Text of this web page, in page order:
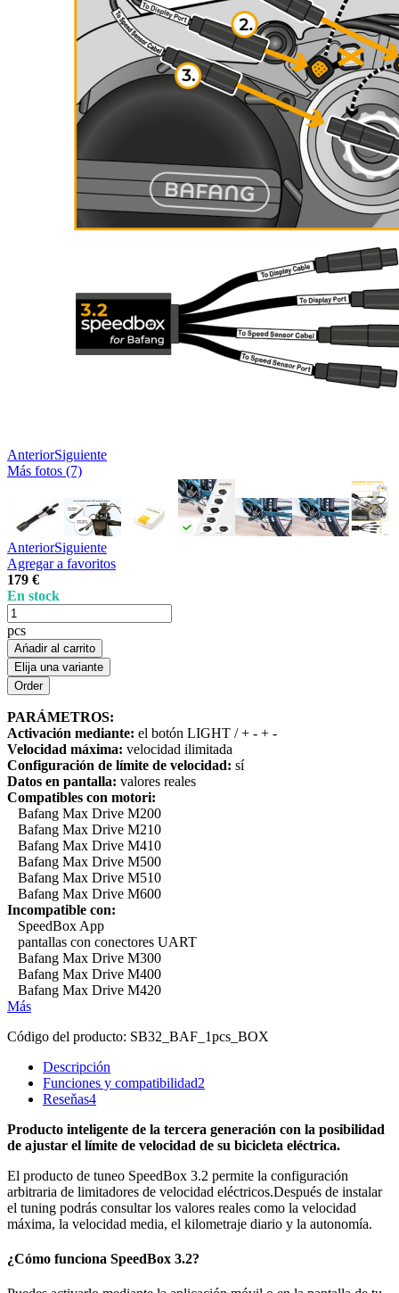
AnteriorSiguiente
Más fotos (7)
AnteriorSiguiente
Agregar a favoritos
179 €
En stock
pcs
Ańadir al carrito
Elija una variante
PARÁMETROS:
Activación mediante: el botón LIGHT / + - + -
Velocidad máxima: velocidad ilimitada
Configuración de límite de velocidad: sí
Datos en pantalla: valores reales
Compatibles con motori:
Bafang Max Drive M200
Bafang Max Drive M210
Bafang Max Drive M410
Bafang Max Drive M500
Bafang Max Drive M510
Bafang Max Drive M600
Incompatible con:
SpeedBox App
pantallas con conectores UART
Bafang Max Drive M300
Bafang Max Drive M400
Bafang Max Drive M420
Más
Código del producto: SB32_BAF_1pcs_BOX
Descripción
Funciones y compatibilidad2
Reseňas4
Producto inteligente de la tercera generación con la posibilidad
de ajustar el límite de velocidad de su bicicleta eléctrica.
El producto de tuneo SpeedBox 3.2 permite la configuración
arbitraria de limitadores de velocidad eléctricos.Después de instalar
el tuning podrás consultar los valores reales como la velocidad
máxima, la velocidad media, el kilometraje diario y la autonomía.
¿Cómo funciona SpeedBox 3.2?